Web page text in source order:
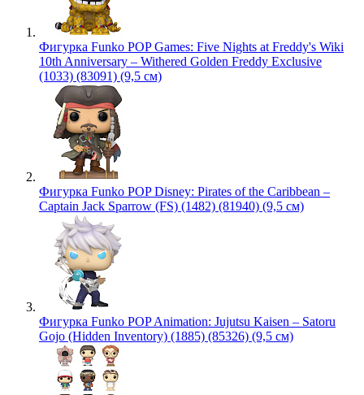
Фигурка Funko POP Games: Five Nights at Freddy's Wiki
10th Anniversary – Withered Golden Freddy Exclusive
(1033) (83091) (9,5 см)
Фигурка Funko POP Disney: Pirates of the Caribbean –
Captain Jack Sparrow (FS) (1482) (81940) (9,5 см)
Фигурка Funko POP Animation: Jujutsu Kaisen – Satoru
Gojo (Hidden Inventory) (1885) (85326) (9,5 см)